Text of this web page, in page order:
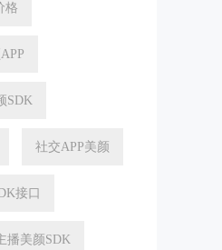
格
SDK
社交APP美颜
接口
播美颜SDK